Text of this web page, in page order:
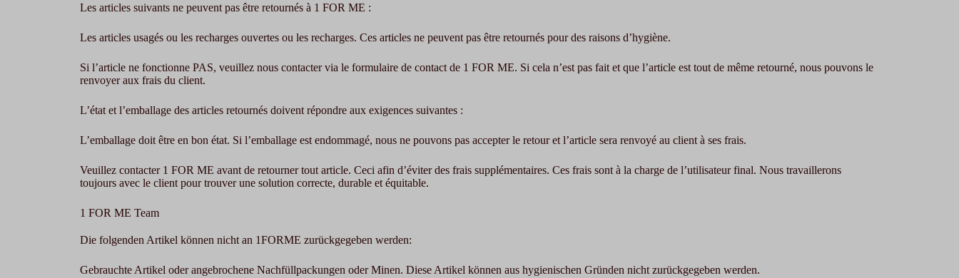
Les articles suivants ne peuvent pas être retournés à 1 FOR ME :
Les articles usagés ou les recharges ouvertes ou les recharges. Ces articles ne peuvent pas être retournés pour des raisons d’hygiène.
Si l’article ne fonctionne PAS, veuillez nous contacter via le formulaire de contact de 1 FOR ME. Si cela n’est pas fait et que l’article est tout de même retourné, nous pouvons le
renvoyer aux frais du client.
L’état et l’emballage des articles retournés doivent répondre aux exigences suivantes :
L’emballage doit être en bon état. Si l’emballage est endommagé, nous ne pouvons pas accepter le retour et l’article sera renvoyé au client à ses frais.
Veuillez contacter 1 FOR ME avant de retourner tout article. Ceci afin d’éviter des frais supplémentaires. Ces frais sont à la charge de l’utilisateur final. Nous travaillerons
toujours avec le client pour trouver une solution correcte, durable et équitable.
1 FOR ME Team
Die folgenden Artikel können nicht an 1FORME zurückgegeben werden:
Gebrauchte Artikel oder angebrochene Nachfüllpackungen oder Minen. Diese Artikel können aus hygienischen Gründen nicht zurückgegeben werden.